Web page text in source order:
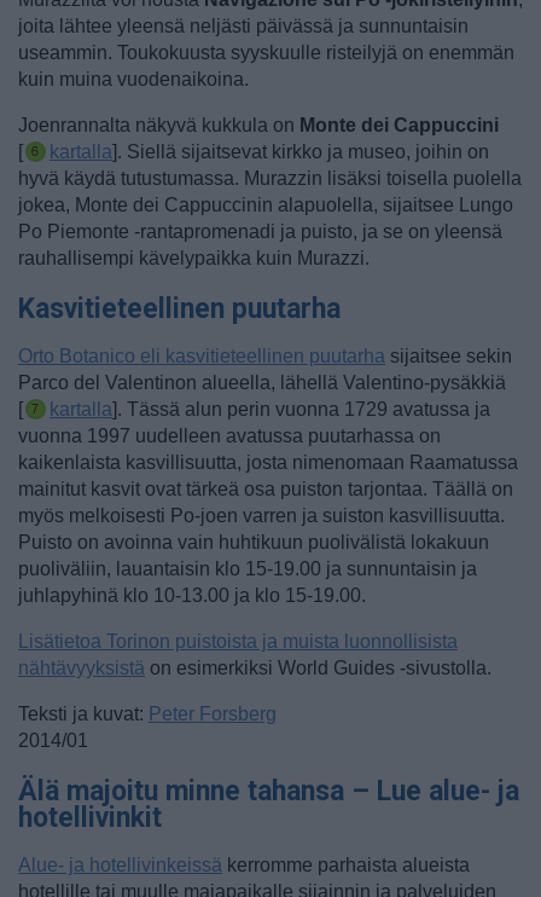
joita lähtee yleensä neljästi päivässä ja sunnuntaisin
useammin. Toukokuusta syyskuulle risteilyjä on enemmän
kuin muina vuodenaikoina.
Joenrannalta näkyvä kukkula on Monte dei Cappuccini
[
kartalla]. Siellä sijaitsevat kirkko ja museo, joihin on
hyvä käydä tutustumassa. Murazzin lisäksi toisella puolella
jokea, Monte dei Cappuccinin alapuolella, sijaitsee Lungo
Po Piemonte -rantapromenadi ja puisto, ja se on yleensä
rauhallisempi kävelypaikka kuin Murazzi.
Kasvitieteellinen puutarha
Orto Botanico eli kasvitieteellinen puutarha sijaitsee sekin
Parco del Valentinon alueella, lähellä Valentino-pysäkkiä
[
kartalla]. Tässä alun perin vuonna 1729 avatussa ja
vuonna 1997 uudelleen avatussa puutarhassa on
kaikenlaista kasvillisuutta, josta nimenomaan Raamatussa
mainitut kasvit ovat tärkeä osa puiston tarjontaa. Täällä on
myös melkoisesti Po-joen varren ja suiston kasvillisuutta.
Puisto on avoinna vain huhtikuun puolivälistä lokakuun
puoliväliin, lauantaisin klo 15-19.00 ja sunnuntaisin ja
juhlapyhinä klo 10-13.00 ja klo 15-19.00.
Lisätietoa Torinon puistoista ja muista luonnollisista
nähtävyyksistä on esimerkiksi World Guides -sivustolla.
Teksti ja kuvat: Peter Forsberg
2014/01
Älä majoitu minne tahansa – Lue alue- ja
hotellivinkit
Alue- ja hotellivinkeissä kerromme parhaista alueista
hotellille tai muulle majapaikalle sijainnin ja palveluiden